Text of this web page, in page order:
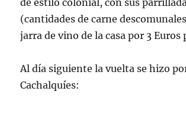
(cantidades de carne
jarra de vino de la casa por 3 Euros
Al día siguiente la vuelta se hizo
Cachalquíes: